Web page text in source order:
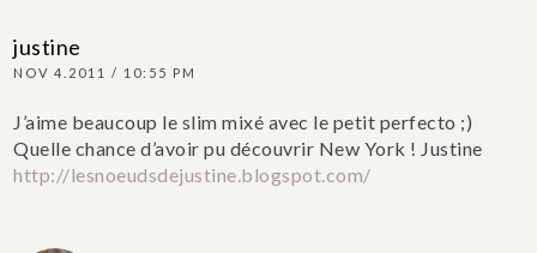
justine
NOV 4.2011 / 10:55 PM
J’aime beaucoup le slim mixé avec le petit perfecto ;)
Quelle chance d’avoir pu découvrir New York ! Justine
http://lesnoeudsdejustine.blogspot.com/